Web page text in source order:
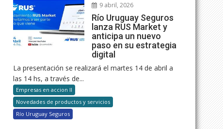
9 abril, 2026
Río Uruguay Seguros
lanza RUS Market y
anticipa un nuevo
paso en su estrategia
digital
La presentación se realizará el martes 14 de abril a
las 14 hs, a través de...
Empresas en accion II
Novedades de productos y servicios
Río Uruguay Seguros